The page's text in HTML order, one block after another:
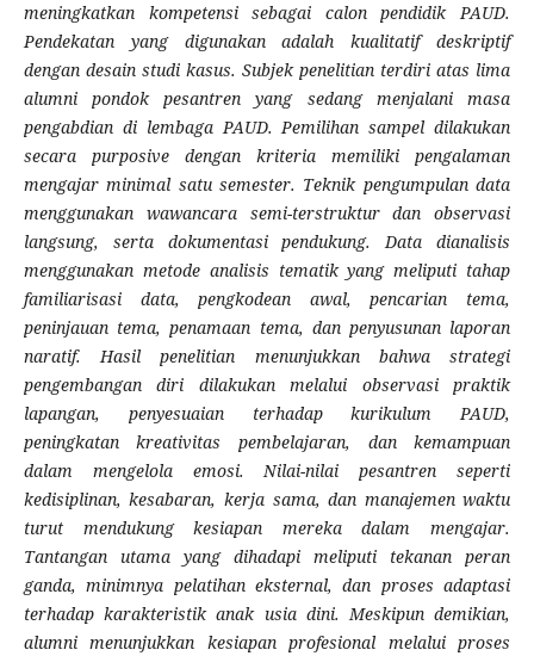
meningkatkan kompetensi sebagai calon pendidik PAUD.
Pendekatan yang digunakan adalah kualitatif deskriptif
dengan desain studi kasus. Subjek penelitian terdiri atas lima
alumni pondok pesantren yang sedang menjalani masa
pengabdian di lembaga PAUD. Pemilihan sampel dilakukan
secara purposive dengan kriteria memiliki pengalaman
mengajar minimal satu semester. Teknik pengumpulan data
menggunakan wawancara semi-terstruktur dan observasi
langsung, serta dokumentasi pendukung.Data dianalisis
menggunakan metode analisis tematik yang meliputi tahap
familiarisasi data, pengkodean awal, pencarian tema,
peninjauan tema, penamaan tema, dan penyusunan laporan
naratif. Hasil penelitian menunjukkan bahwa strategi
pengembangan diri dilakukan melalui observasi praktik
lapangan, penyesuaian terhadap kurikulum PAUD,
peningkatan kreativitas pembelajaran, dan kemampuan
dalam mengelola emosi. Nilai-nilai pesantren seperti
kedisiplinan, kesabaran, kerja sama, dan manajemen waktu
turut mendukung kesiapan mereka dalam mengajar.
Tantangan utama yang dihadapi meliputi tekanan peran
ganda, minimnya pelatihan eksternal, dan proses adaptasi
terhadap karakteristik anak usia dini. Meskipun demikian,
alumni menunjukkan kesiapan profesional melalui proses